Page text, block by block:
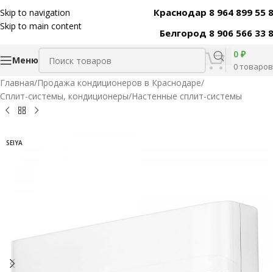
Skip to navigation
Skip to main content
Краснодар 8 964 899 55
Белгород 8 906 566 33
Меню
0товаров
0 ₽
Главная/Продажа кондиционеров в Краснодаре/
Сплит-системы, кондиционеры/Настенные сплит-системы
Код товара:39127
SEIYA